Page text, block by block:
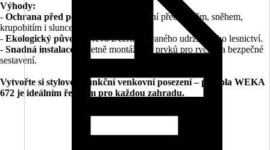
Výhody:
- Ochrana před počasím:
Střecha chrání před deštěm, sněhem,
krupobitím i sluncem.
- Ekologický původ:
Dřevo z certifikovaného udržitelného lesnictví.
- Snadná instalace:
Včetně montážních prvků pro rychlé a bezpečné
sestavení.
Vytvořte si stylové a funkční venkovní posezení – pergola WEKA
672 je ideálním řešením pro každou zahradu.